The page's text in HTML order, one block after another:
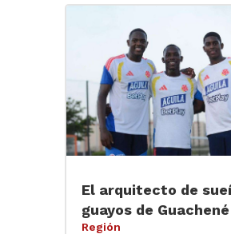
El arquitecto de
guayos de Guachené
Región